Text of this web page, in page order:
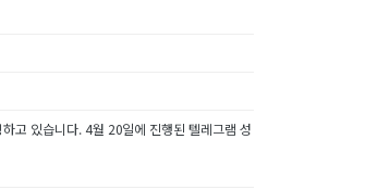
고 있습니다. 4월 20일에 진행된 텔레그램 성